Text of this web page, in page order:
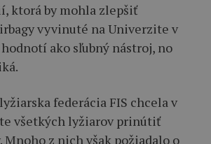
ktorá by mohla zlepšiť
vyvinuté na Univerzite v
ako sľubný nástroj, no
federácia FIS chcela v
všetkých lyžiarov prinútiť
Mnoho z nich však požiadalo o